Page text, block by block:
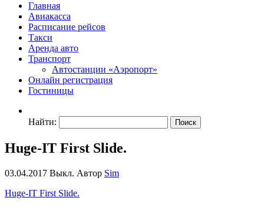
Главная
Авиакасса
Расписание рейсов
Такси
Аренда авто
Транспорт
Автостанции «Аэропорт»
Онлайн регистрация
Гостиницы
Найти:
Huge-IT First Slide.
03.04.2017 Выкл. Автор Sim
Huge-IT First Slide.